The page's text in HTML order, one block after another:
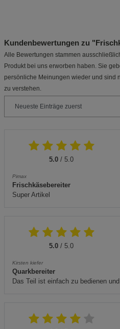
Kundenbewertungen zu
Alle Bewertungen stammen
Produkt bei uns erworben haben. Sie
persönliche Meinungen wieder und sind
zu verstehen.
5.0 / 5.0
Pimax
Frischkäsebereiter
Super Artikel
5.0 / 5.0
Kirsten kiefer
Quarkbereiter
Das Teil ist einfach zu bedienen